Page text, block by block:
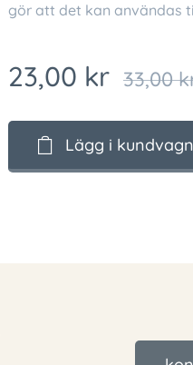
gör att det kan användas
23,00 kr 33,00
Lägg i